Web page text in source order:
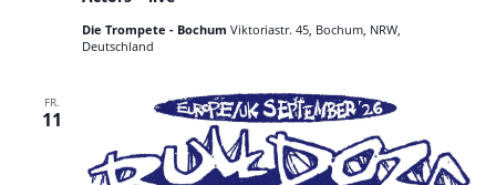
Die Trompete - Bochum Viktoriastr. 45, Bochum, NRW,
Deutschland
FR.
11